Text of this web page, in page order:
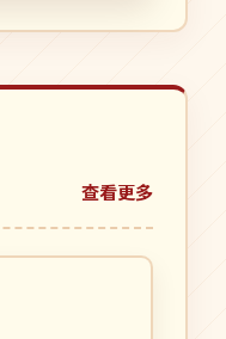
查看更多
12:22